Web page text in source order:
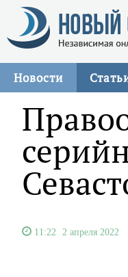
Новости
11:22 2 апреля 2022